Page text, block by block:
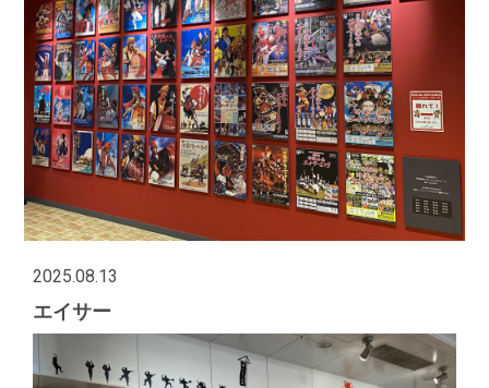
2025.08.13
エイサー